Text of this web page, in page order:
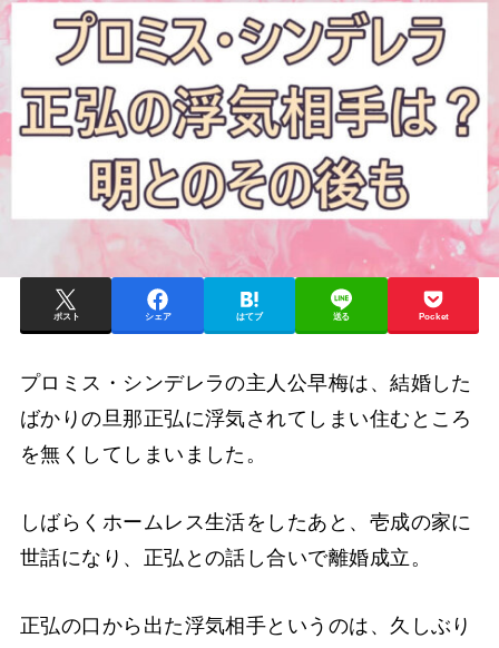
ポスト シェア はてブ 送る Pocket
プロミス・シンデレラの主人公早梅は、結婚した
ばかりの旦那正弘に浮気されてしまい住むところ
を無くしてしまいました。
しばらくホームレス生活をしたあと、壱成の家に
世話になり、正弘との話し合いで離婚成立。
正弘の口から出た浮気相手というのは、久しぶり